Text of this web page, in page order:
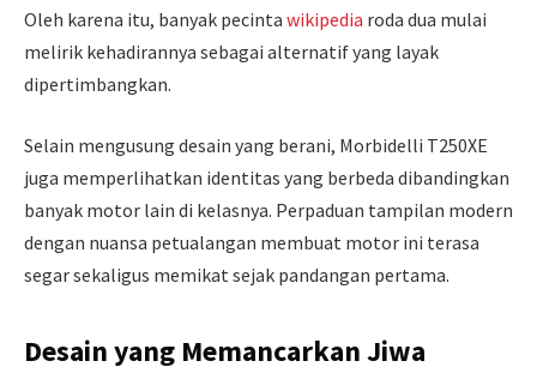
Oleh karena itu, banyak pecinta wikipedia roda dua mulai
melirik kehadirannya sebagai alternatif yang layak
dipertimbangkan.
Selain mengusung desain yang berani, Morbidelli T250XE
juga memperlihatkan identitas yang berbeda dibandingkan
banyak motor lain di kelasnya. Perpaduan tampilan modern
dengan nuansa petualangan membuat motor ini terasa
segar sekaligus memikat sejak pandangan pertama.
Desain yang Memancarkan Jiwa